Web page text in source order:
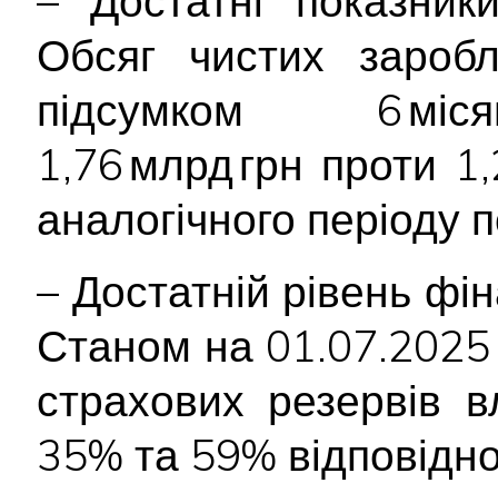
Обсяг чистих
підсумком 6
1,76 млрд грн проти
аналогічного періоду
– Достатній рівень
Станом на 01.07.2025
страхових резервів
35% та 59%